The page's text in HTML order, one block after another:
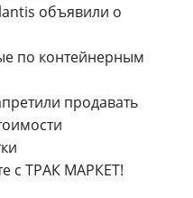
объявили о
по контейнерным
продавать
с ТРАК МАРКЕТ!